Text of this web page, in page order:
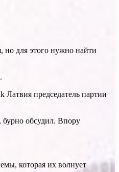
но для этого нужно найти
председатель партии
бурно обсудил. Впору
которая их волнует